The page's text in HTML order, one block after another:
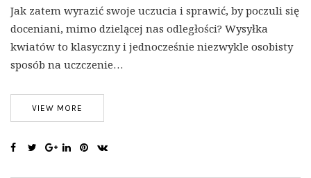
Jak zatem wyrazić swoje uczucia i sprawić, by poczuli się
doceniani, mimo dzielącej nas odległości? Wysyłka
kwiatów to klasyczny i jednocześnie niezwykle osobisty
sposób na uczczenie…
VIEW MORE